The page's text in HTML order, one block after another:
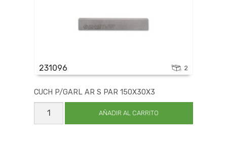
231096 2
CUCH P/GARL AR S PAR 150X30X3
CUCH
P/GARL
AÑADIR AL CARRITO